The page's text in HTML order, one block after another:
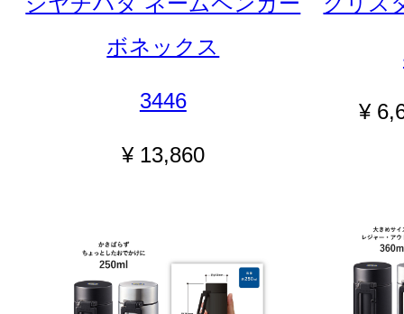
ボネックス
3446
¥ 13,860
¥